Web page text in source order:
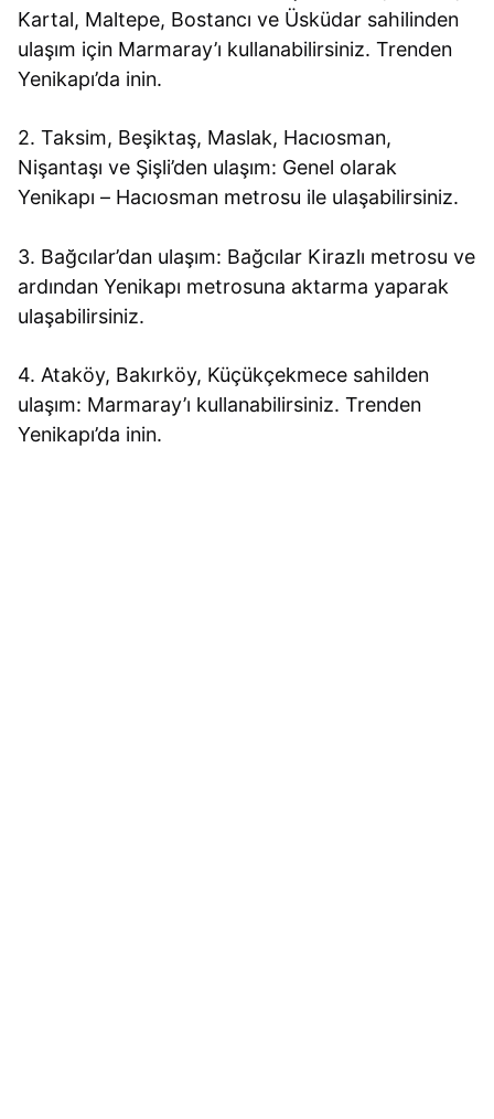
Kartal, Maltepe, Bostancı ve Üsküdar sahilinden
ulaşım için Marmaray’ı kullanabilirsiniz. Trenden
Yenikapı’da inin.
2. Taksim, Beşiktaş, Maslak, Hacıosman,
Nişantaşı ve Şişli’den ulaşım: Genel olarak
Yenikapı – Hacıosman metrosu ile ulaşabilirsiniz.
3. Bağcılar’dan ulaşım: Bağcılar Kirazlı metrosu ve
ardından Yenikapı metrosuna aktarma yaparak
ulaşabilirsiniz.
4. Ataköy, Bakırköy, Küçükçekmece sahilden
ulaşım: Marmaray’ı kullanabilirsiniz. Trenden
Yenikapı’da inin.